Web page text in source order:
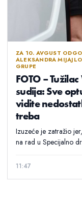
ZA 10. AVGUST
ALEKSANDRA
GRUPE
FOTO –
sudija: Sve
vidite
treba
Izuzeće je zatražio
na rad u Specijalno
11:47